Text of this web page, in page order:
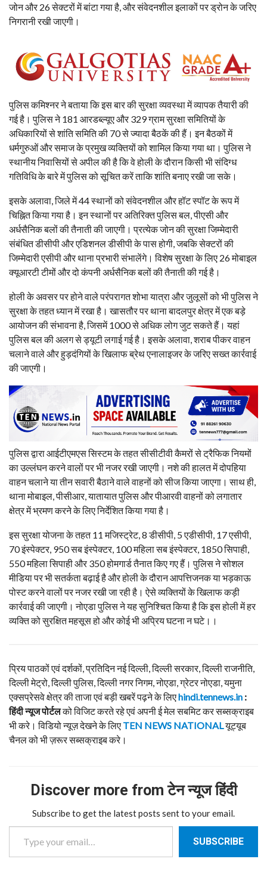
जोन और 26 सेक्टरों में बांटा गया है, और संवेदनशील इलाकों पर ड्रोन के जरिए
निगरानी रखी जाएगी।
पुलिस कमिश्नर ने बताया कि इस बार की सुरक्षा व्यवस्था में व्यापक तैयारी की
गई है। पुलिस ने 181 आरडब्ल्यूए और 329 ग्राम सुरक्षा समितियों के
अधिकारियों से शांति समिति की 70 से ज्यादा बैठकें की हैं। इन बैठकों में
धर्मगुरुओं और समाज के प्रमुख व्यक्तियों को शामिल किया गया था। पुलिस ने
स्थानीय निवासियों से अपील की है कि वे होली के दौरान किसी भी संदिग्ध
गतिविधि के बारे में पुलिस को सूचित करें ताकि शांति बनाए रखी जा सके।
इसके अलावा, जिले में 44 स्थानों को संवेदनशील और हॉट स्पॉट के रूप में
चिह्नित किया गया है। इन स्थानों पर अतिरिक्त पुलिस बल, पीएसी और
अर्धसैनिक बलों की तैनाती की जाएगी। प्रत्येक जोन की सुरक्षा जिम्मेदारी
संबंधित डीसीपी और एडिशनल डीसीपी के पास होगी, जबकि सेक्टरों की
जिम्मेदारी एसीपी और थाना प्रभारी संभालेंगे। विशेष सुरक्षा के लिए 26 मोबाइल
क्यूआरटी टीमों और दो कंपनी अर्धसैनिक बलों की तैनाती की गई है।
होली के अवसर पर होने वाले परंपरागत शोभा यात्रा और जुलूसों को भी पुलिस ने
सुरक्षा के तहत ध्यान में रखा है। खासतौर पर थाना बादलपुर क्षेत्र में एक बड़े
आयोजन की संभावना है, जिसमें 1000 से अधिक लोग जुट सकते हैं। यहां
पुलिस बल की अलग से ड्यूटी लगाई गई है। इसके अलावा, शराब पीकर वाहन
चलाने वाले और हुड़दंगियों के खिलाफ ब्रेथ एनालाइजर के जरिए सख्त कार्रवाई
की जाएगी।
पुलिस द्वारा आईटीएमएस सिस्टम के तहत सीसीटीवी कैमरों से ट्रैफिक नियमों
का उल्लंघन करने वालों पर भी नजर रखी जाएगी। नशे की हालत में दोपहिया
वाहन चलाने या तीन सवारी बैठाने वाले वाहनों को सीज किया जाएगा। साथ ही,
थाना मोबाइल, पीसीआर, यातायात पुलिस और पीआरवी वाहनों को लगातार
क्षेत्र में भ्रमण करने के लिए निर्देशित किया गया है।
इस सुरक्षा योजना के तहत 11 मजिस्ट्रेट, 8 डीसीपी, 5 एडीसीपी, 17 एसीपी,
70 इंस्पेक्टर, 950 सब इंस्पेक्टर, 100 महिला सब इंस्पेक्टर, 1850 सिपाही,
550 महिला सिपाही और 350 होमगार्ड तैनात किए गए हैं। पुलिस ने सोशल
मीडिया पर भी सतर्कता बढ़ाई है और होली के दौरान आपत्तिजनक या भड़काऊ
पोस्ट करने वालों पर नजर रखी जा रही है। ऐसे व्यक्तियों के खिलाफ कड़ी
कार्रवाई की जाएगी। नोएडा पुलिस ने यह सुनिश्चित किया है कि इस होली में हर
व्यक्ति को सुरक्षित महसूस हो और कोई भी अप्रिय घटना न घटे।।
प्रिय पाठकों एवं दर्शकों, प्रतिदिन नई दिल्ली, दिल्ली सरकार, दिल्ली राजनीति,
दिल्ली मेट्रो, दिल्ली पुलिस, दिल्ली नगर निगम, नोएडा, ग्रेटर नोएडा, यमुना
एक्सप्रेसवे क्षेत्र की ताजा एवं बड़ी खबरें पढ़ने के लिएhindi.tennews.in :
हिंदीन्यूजपोर्टलको विजिट करते रहे एवं अपनी ई मेल सबमिट कर सब्सक्राइब
भी करे। विडियो न्यूज़ देखने के लिए TEN NEWS NATIONAL यूट्यूब
चैनल को भी ज़रूर सब्सक्राइब करे।
Discover more from टेन न्यूज हिंदी
Subscribe to get the latest posts sent to your email.
Type your email…
SUBSCRIBE